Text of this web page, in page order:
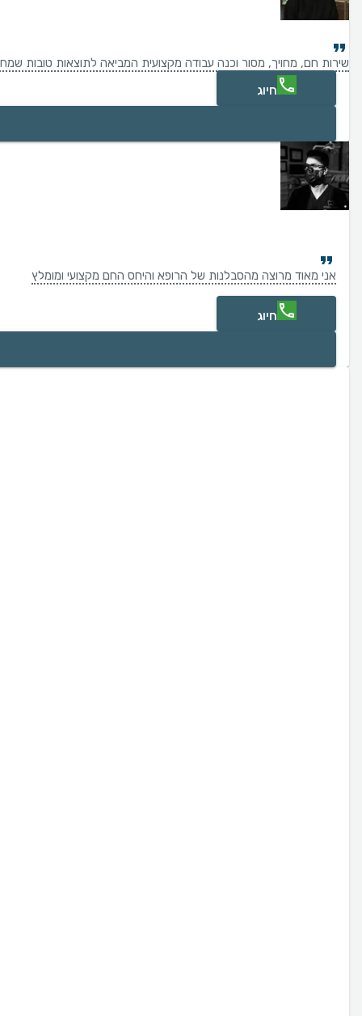
שירות חם, מחויך, מסור וכנה עבודה מקצועית המביאה לתוצאות טובות
חיוג
אני מאוד מרוצה מהסבלנות של הרופא והיחס החם מקצועי ומומלץ
חיוג